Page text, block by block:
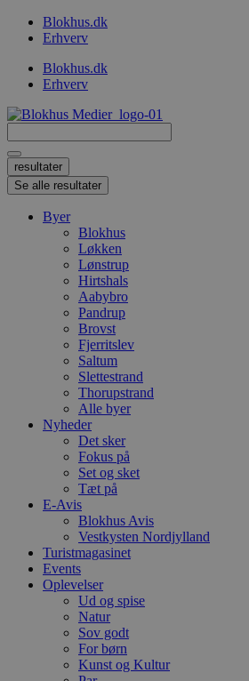
VidereBlokhus.dk
Erhverv
Blokhus.dk
Erhverv
...
resultater
Se alle resultater
Byer
Blokhus
Løkken
Lønstrup
Hirtshals
Aabybro
Pandrup
Brovst
Fjerritslev
Saltum
Slettestrand
Thorupstrand
Alle byer
Nyheder
Det sker
Fokus på
Set og sket
Tæt på
E-Avis
Blokhus Avis
Vestkysten Nordjylland
Turistmagasinet
Events
Oplevelser
Ud og spise
Natur
Sov godt
For børn
Kunst og Kultur